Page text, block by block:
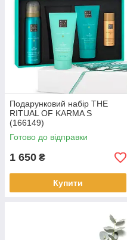
Подарунковий набір THE
RITUAL OF KARMA S
(166149)
Готово до відправки
1 650 ₴
Купити